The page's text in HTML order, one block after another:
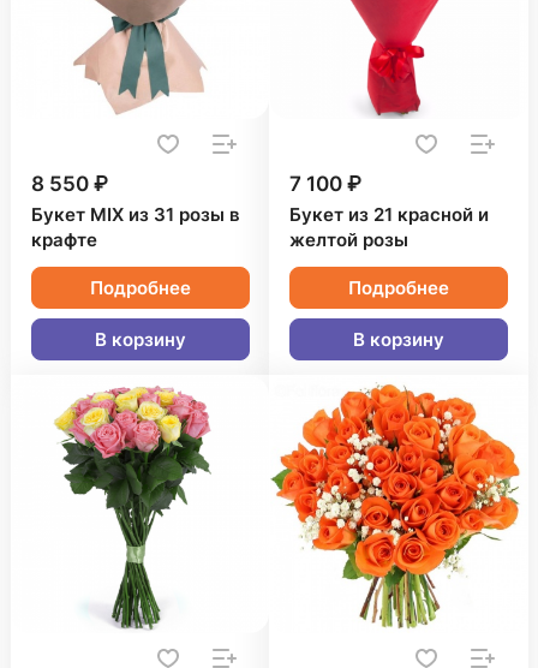
8 550 ₽
Букет MIX из 31 розы в
крафте
Подробнее
В корзину
7 100 ₽
Букет из 21 красной и
желтой розы
Подробнее
В корзину